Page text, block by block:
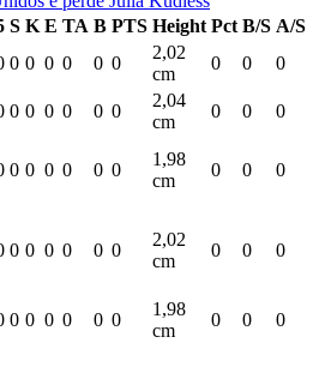
S K E TA B PTS Height Pct B/S A/S
0 0 0 0 0 0
2,02
cm
0 0 0
0 0 0 0 0 0
2,04
cm
0 0 0
0 0 0 0 0 0
1,98
cm
0 0 0
0 0 0 0 0 0
2,02
cm
0 0 0
0 0 0 0 0 0
1,98
cm
0 0 0